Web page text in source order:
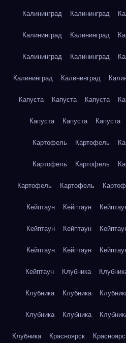
Калининград Калининград
Калининград Калининград
Калининград Калининград
Калининград Калининград
Капуста Капуста Капуста
Капуста Капуста Капуста
Картофель Картофель
Картофель Картофель
Картофель Картофель
Кейптаун Кейптаун
Кейптаун Кейптаун
Кейптаун Кейптаун
Кейптаун Клубника
Клубника Клубника
Клубника Клубника
Клубника Красноярск